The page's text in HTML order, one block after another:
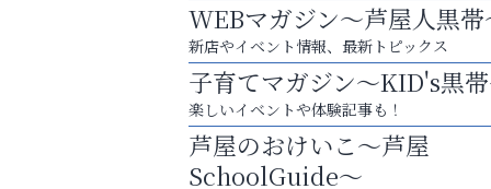
学び方が変われば、成績は変わる。
いわみ眼科
WEBマガジン～芦屋人黒帯
新店やイベント情報、最新トピックス
子育てマガジン～KID's黒
楽しいイベントや体験記事も！
芦屋のおけいこ～芦屋
SchoolGuide～